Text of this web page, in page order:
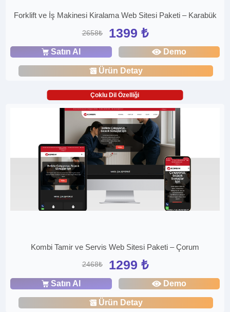
Forklift ve İş Makinesi Kiralama Web Sitesi Paketi – Karabük
2658₺ 1399 ₺
Satın Al Demo
Ürün Detay
Çoklu Dil Özelliği
Kombi Tamir ve Servis Web Sitesi Paketi – Çorum
2468₺ 1299 ₺
Satın Al Demo
Ürün Detay